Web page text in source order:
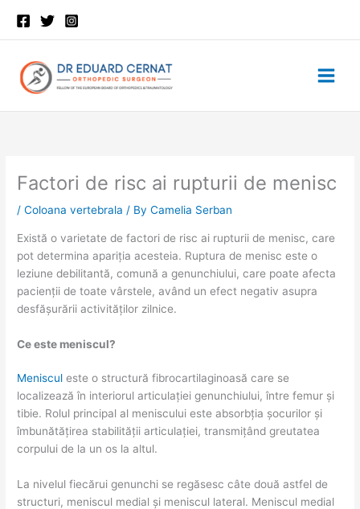
content
Factori de risc ai rupturii de menisc
/Coloana vertebrala / ByCamelia Serban
Există o varietate de factori de risc ai rupturii de menisc, care
pot determina apariția acesteia. Ruptura de menisc este o
leziune debilitantă, comună a genunchiului, care poate afecta
pacienții de toate vârstele, având un efect negativ asupra
desfășurării activităților zilnice.
Ce este meniscul?
Meniscul este o structură fibrocartilaginoasă care se
localizează în interiorul articulației genunchiului, între femur și
tibie. Rolul principal al meniscului este absorbția șocurilor și
îmbunătățirea stabilității articulației, transmițând greutatea
corpului de la un os la altul.
La nivelul fiecărui genunchi se regăsesc câte două astfel de
structuri, meniscul medial și meniscul lateral. Meniscul medial